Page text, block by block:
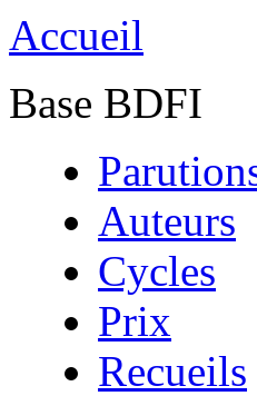
Accueil
Base BDFI
Auteurs
Cycles
Prix
Recueils